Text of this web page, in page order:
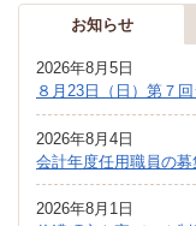
お知らせ
2026年8月5日
８月23日（日）第７
2026年8月4日
会計年度任用職員の募
2026年8月1日